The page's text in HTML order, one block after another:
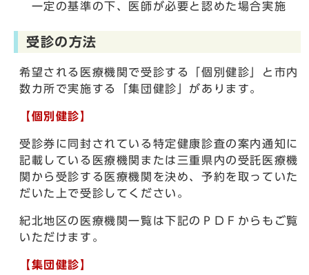
一定の基準の下、医師が必要と認めた場合実施
受診の方法
希望される医療機関で受診する「個別健診」と市内
数カ所で実施する「集団健診」があります。
【個別健診】
受診券に同封されている特定健康診査の案内通知に
記載している医療機関または三重県内の受託医療機
関から受診する医療機関を決め、予約を取っていた
だいた上で受診してください。
紀北地区の医療機関一覧は下記のＰＤＦからもご覧
いただけます。
【集団健診】